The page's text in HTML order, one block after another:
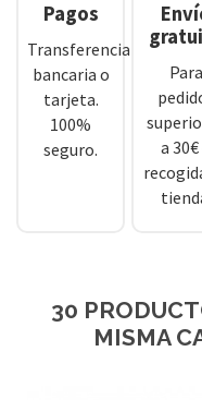
Pagos
Transferencia
bancaria o
tarjeta.
100%
seguro.
Para
a 30€
30
MISMA